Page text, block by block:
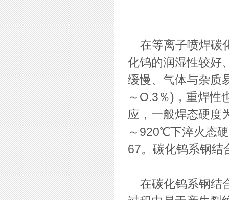
在等离子喷焊碳
化钨的润湿性较好
缓慢、气体与杂质
～O.3％)，重焊性
应，一般焊态硬度
～920℃下淬火态
67。碳化钨系钢结
在碳化钨系钢结